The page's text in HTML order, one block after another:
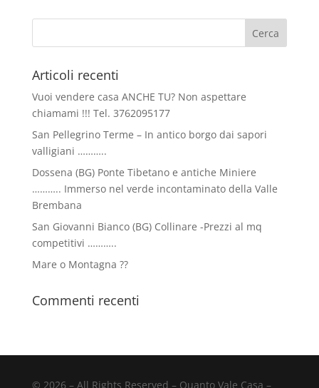
Articoli recenti
Vuoi vendere casa ANCHE TU? Non aspettare
chiamami !!! Tel. 3762095177
San Pellegrino Terme – In antico borgo dai sapori
valligiani ………..
Dossena (BG) Ponte Tibetano e antiche Miniere
……….. Immerso nel verde incontaminato della Valle
Brembana
San Giovanni Bianco (BG) Collinare -Prezzi al mq
competitivi ………..
Mare o Montagna ??
Commenti recenti
© 2026 – All Rights Reserved – Quanto Vale Casa –